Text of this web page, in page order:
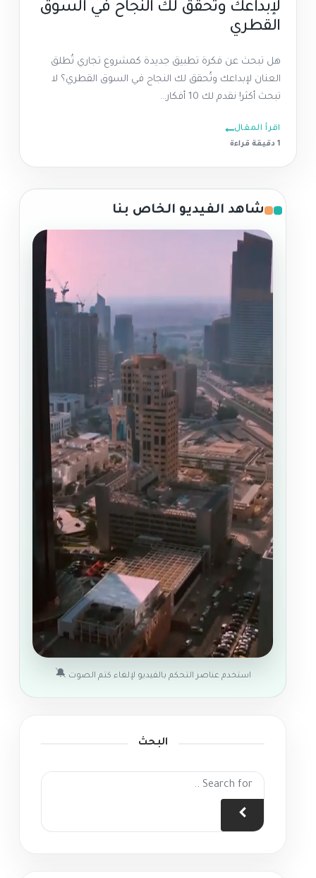
لإبداعك وتُحقق لك النجاح في السوق
القطري
هل تبحث عن فكرة تطبيق جديدة كمشروع تجاري تُطلق
العنان لإبداعك وتُحقق لك النجاح في السوق القطري؟ لا
تبحث أكثر! نقدم لك 10 أفكار...
اقرأ المقال
1 دقيقة قراءة
شاهد الفيديو الخاص بنا
استخدم عناصر التحكم بالفيديو لإلغاء كتم الصوت 🔕
البحث